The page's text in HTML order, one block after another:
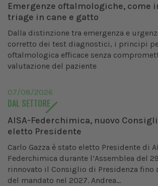
Emergenze oftalmologiche, come
triage in cane e gatto
Dalla distinzione tra emergenza e
corretto dei test diagnostici, i principi
oftalmologica efficace senza
valutazione del paziente
07/08/2026
DAL SETTORE
AISA-Federchimica, nuovo
eletto Presidente
Carlo Gazza è stato eletto Presidente di
Federchimica durante l’Assemblea del
rinnovato il Consiglio di Presidenza fino
del mandato nel 2027. Andrea...